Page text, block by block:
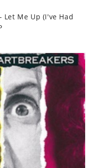
Let Me Up (I've Had